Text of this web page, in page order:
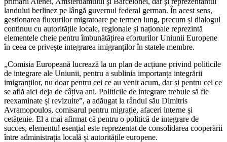
landului berlinez pe lângă guvernul federal german. În acest sens,
gestionarea fluxurilor migratoare pe termen lung, precum și dialogul
continuu cu autoritățile locale, regionale și naționale reprezintă
elementele cheie pentru îmbunătățirea eforturilor Uniunii Europene
în ceea ce privește integrarea imigranților în statele membre.
„Comisia Europeană lucrează la un plan de acțiune privind politicile
de integrare ale Uniunii, pentru a sublinia importanța integrării
imigranților, nu doar pentru cei ce au venit acum, dar și pentru cei ce
se află aici deja de câțiva ani. Politicile de integrare trebuie să fie
reexaminate și revizuite”, a adăugat la rândul său Dimitris
Avramopoulos, comisarul pentru migrație, afaceri interne și
cetățenie. El a mai afirmat că pentru o politică de integrare de
succes, elementul esențial este reprezentat de consolidarea cooperării
între administrația locală și autoritățile europene.